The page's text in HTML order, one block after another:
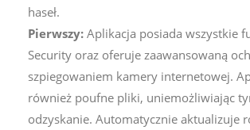
haseł.
Pierwszy: Aplikacja posiada wszystkie
Security oraz oferuje zaawansowaną
szpiegowaniem kamery internetowej.
również poufne pliki, uniemożliwiając
odzyskanie. Automatycznie aktualizuje